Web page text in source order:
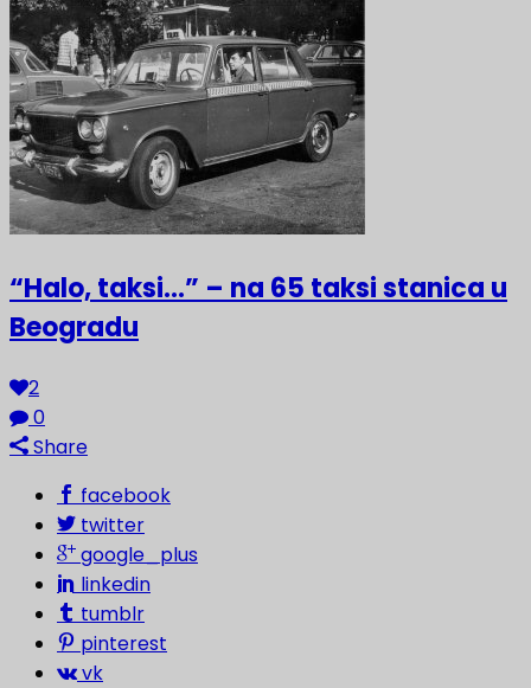
“Halo, taksi…” – na 65 taksi stanica u
Beogradu
2
0
Share
facebook
twitter
google_plus
linkedin
tumblr
pinterest
vk